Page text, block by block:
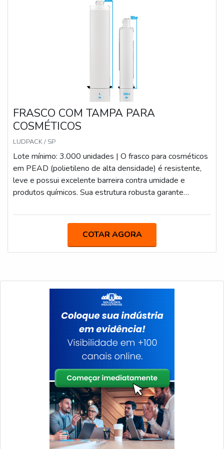
ponta.Aproveite a visita para acessar o nosso site e
saber mais sobre a empresa, nossos serviços e
produtos. Se preferir, entre em contato com um dos
nossos consultores e solicite um orçamento!
FRASCO COM TAMPA PARA
COSMÉTICOS
LUDPACK / SP
Lote mínimo: 3.000 unidades | O frasco para cosméticos
em PEAD (polietileno de alta densidade) é resistente,
leve e possui excelente barreira contra umidade e
produtos químicos. Sua estrutura robusta garante
loções e géis, sendo compatível com diferentes tipos de
COTAR AGORA